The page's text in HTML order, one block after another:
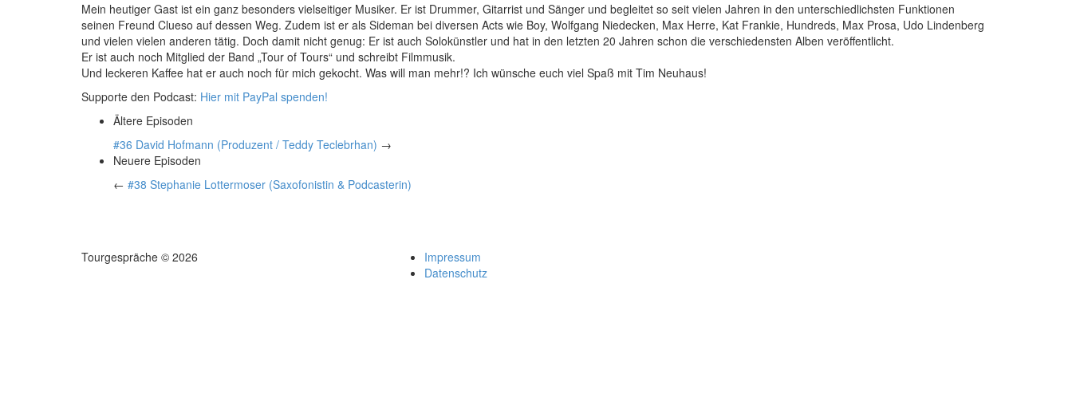
Mein heutiger Gast ist ein ganz besonders vielseitiger Musiker. Er ist Drummer, Gitarrist und Sänger und begleitet so seit vielen Jahren in den unterschiedlichsten Funktionen
seinen Freund Clueso auf dessen Weg. Zudem ist er als Sideman bei diversen Acts wie Boy, Wolfgang Niedecken, Max Herre, Kat Frankie, Hundreds, Max Prosa, Udo Lindenberg
und vielen vielen anderen tätig. Doch damit nicht genug: Er ist auch Solokünstler und hat in den letzten 20 Jahren schon die verschiedensten Alben veröffentlicht.
Er ist auch noch Mitglied der Band „Tour of Tours“ und schreibt Filmmusik.
Und leckeren Kaffee hat er auch noch für mich gekocht. Was will man mehr!? Ich wünsche euch viel Spaß mit Tim Neuhaus!
Supporte den Podcast: Hier mit PayPal spenden!
Ältere Episoden
#36 David Hofmann (Produzent / Teddy Teclebrhan) →
Neuere Episoden
← #38 Stephanie Lottermoser (Saxofonistin & Podcasterin)
Tourgespräche © 2026
Impressum
Datenschutz